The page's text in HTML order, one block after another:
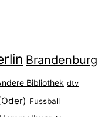
Brandenburg
Bibliothek dtv
Fussball